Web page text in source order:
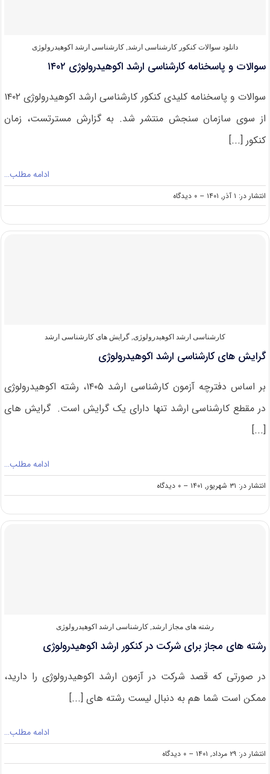
دانلود سوالات کنکور کارشناسی ارشد, کارشناسی ارشد اکوهیدرولوژی
سوالات و پاسخنامه کارشناسی ارشد اکوهیدرولوژی ۱۴۰۲
سوالات و پاسخنامه کلیدی کنکور کارشناسی ارشد اکوهیدرولوژی ۱۴۰۲
از سوی سازمان سنجش منتشر شد. به گزارش مسترتست، زمان
کنکور [...]
ادامه مطلب…
انتشار در: ۱ آذر, ۱۴۰۱ -- ۰ دیدگاه
on
سوالات
پاسخنامه
کارشناسی ارشد اکوهیدرولوژی, گرایش های کارشناسی ارشد
گرایش های کارشناسی ارشد اکوهیدرولوژی
بر اساس دفترچه آزمون کارشناسی ارشد ۱۴۰۵، رشته اکوهیدرولوژی
در مقطع کارشناسی ارشد تنها دارای یک گرایش است. گرایش های
[...]
ادامه مطلب…
انتشار در: ۳۱ شهریور, ۱۴۰۱ -- ۰ دیدگاه
on
گرایش
کارشناسی
رشته های مجاز ارشد, کارشناسی ارشد اکوهیدرولوژی
رشته های مجاز برای شرکت در کنکور ارشد اکوهیدرولوژی
در صورتی که قصد شرکت در آزمون ارشد اکوهیدرولوژی را دارید،
ممکن است شما هم به دنبال لیست رشته های [...]
ادامه مطلب…
انتشار در: ۲۹ مرداد, ۱۴۰۱ -- ۰ دیدگاه
on
رشته